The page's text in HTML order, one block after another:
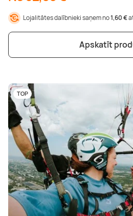
Lojalitātes dalībnieki saņem no1,60 €
Apskatīt
TOP